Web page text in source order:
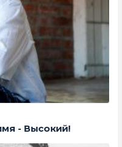
- Высокий!